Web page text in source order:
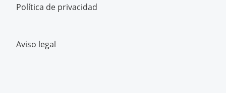
Política de privacidad
Aviso legal